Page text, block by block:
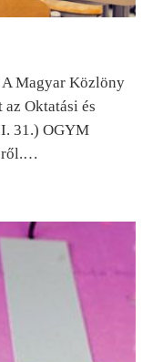
A Magyar Közlöny
Oktatási és
31.) OGYM